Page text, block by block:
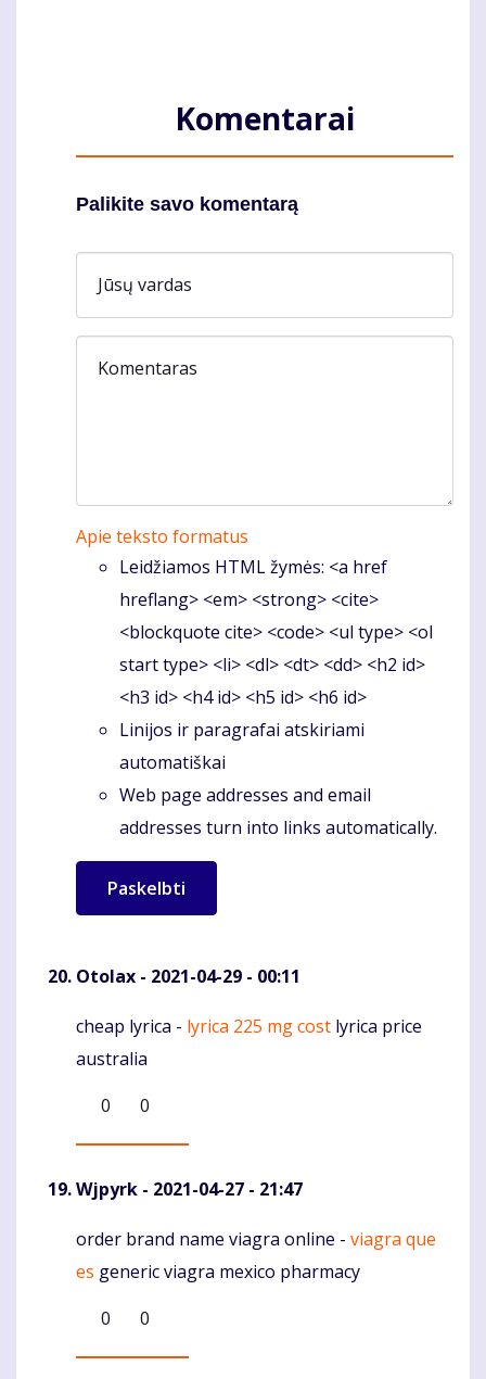
Komentarai
Palikite savo komentarą
Jūsų vardas
Komentaras
Apie teksto formatus
Leidžiamos HTML žymės: <a href
hreflang> <em> <strong> <cite>
<blockquote cite> <code> <ul type> <ol
start type> <li> <dl> <dt> <dd> <h2 id>
<h3 id> <h4 id> <h5 id> <h6 id>
Linijos ir paragrafai atskiriami
automatiškai
Web page addresses and email
addresses turn into links automatically.
Otolax - 2021-04-29 - 00:11
Komentaras
cheap lyrica - lyrica 225 mg cost lyrica price
australia
0
0
Wjpyrk - 2021-04-27 - 21:47
Komentaras
order brand name viagra online - viagra que
es generic viagra mexico pharmacy
0
0